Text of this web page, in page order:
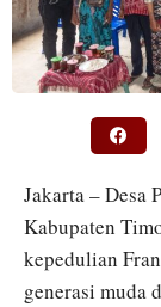
Jakarta – Desa
Kabupaten
kepedulian
generasi muda